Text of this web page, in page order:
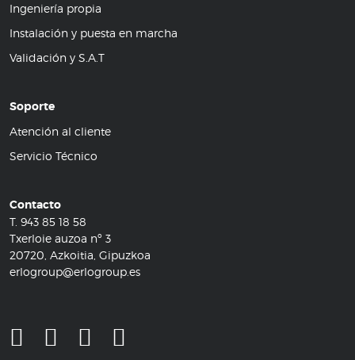
Ingeniería propia
Instalación y puesta en marcha
Validación y S.A.T
Soporte
Atención al cliente
Servicio Técnico
Contacto
T. 943 85 18 58
Txerloie auzoa nº 3
20720, Azkoitia, Gipuzkoa
erlogroup@erlogroup.es